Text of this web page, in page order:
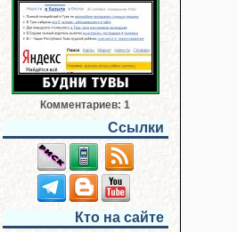
Комментариев: 1
Ссылки
Кто на сайте